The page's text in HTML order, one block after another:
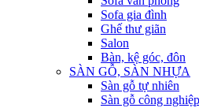
Sofa gia đình
Ghế thư giãn
Salon
Bàn, kệ góc, đôn
SÀN GỖ, SÀN NHỰA
Sàn gỗ tự nhiên
Sàn gỗ công nghiệp